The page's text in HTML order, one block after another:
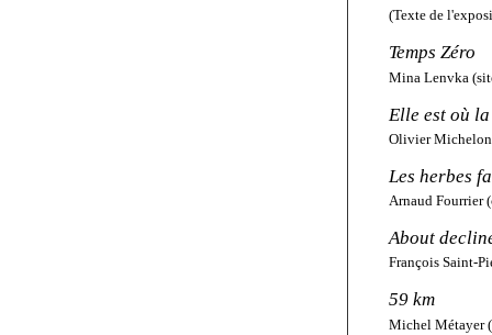
(Texte de
Temps Zéro
Mina Lenvka
Elle est où
Olivier Michelon
Les herbes
Arnaud Fourrier
About
François Saint-
59 km
Michel Métayer